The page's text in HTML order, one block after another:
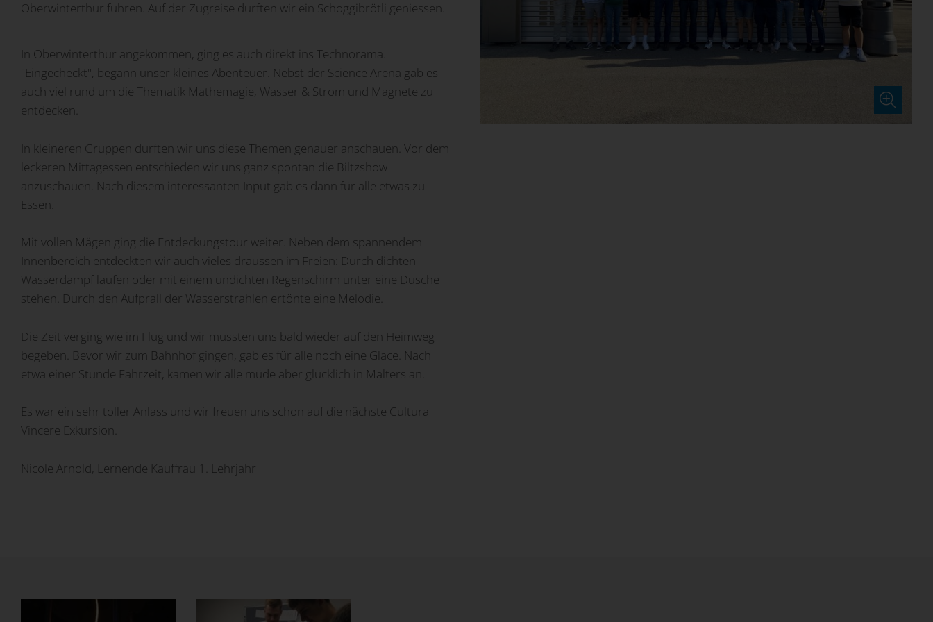
Strompreisrechner
Kundenportal
Stromprodukte Grundversorgung
Kunden mit Marktzugang
Kundenportal
Strom selber produzieren
Anlage planen und bauen
Zusammenschluss Eigenverbrauch (ZEV/vZEV)
Lokale Elektrizitätsgemeinschaft (LEG)
Netz nutzen
Netzanschluss
Zählen, Messen und Steuern
Werkleitungsauskunft
Kraftwerk Ettisbühl
Wasserkraftwerk
Geführte Besichtigung
Kundendienst
Info zur Tarif-Situation 2023
Rechnung & Zahlung
Umzug melden
Defekte Strassenlampe
Öffentliche Beleuchtung
Areal-Beleuchtung
Vermietungen
Elektroinstallation
Fachgerechte Installation
Wartung und Unterhalt
Planung und Beratung
Referenzen
Gebäudeautomation
Hagelschutz
Kommunikation
Telekommunikation
Regiocom
Sicherheit
Sicherheit und Einbruchschutz
Photovoltaik
E-Mobilität
Mobilität der Zukunft
Ladelösung SEMcharge
Unser Team
Vision / Leitbild / Organigramm
Jobs und Lehrberufe
Lehrberufe
Aktivitäten Lernende
Unser Engagement
Sponsoring
Arbeitssicherheit
Partner & Lieferanten
News
Kontakt & Standort
Compliance
Allgemeine Info zur Integration
Kundenbrief 'Stromanbieterwechsel'
Kundenbrief 'E-Mobilitäts-Dienstleistung'
Kundenbrief 'ZEV-Dienstleistung'
Kundenbrief 'EVG-Dienstleistung'
Oberwinterthur fuhren. Auf der Zugreise durften wir ein Schoggibrötli geniessen.
In Oberwinterthur angekommen, ging es auch direkt ins Technorama.
"Eingecheckt", begann unser kleines Abenteuer. Nebst der Science Arena gab es
auch viel rund um die Thematik Mathemagie, Wasser & Strom und Magnete zu
entdecken.
In kleineren Gruppen durften wir uns diese Themen genauer anschauen. Vor dem
leckeren Mittagessen entschieden wir uns ganz spontan die Biltzshow
anzuschauen. Nach diesem interessanten Input gab es dann für alle etwas zu
Essen.
Mit vollen Mägen ging die Entdeckungstour weiter. Neben dem spannendem
Innenbereich entdeckten wir auch vieles draussen im Freien: Durch dichten
Wasserdampf laufen oder mit einem undichten Regenschirm unter eine Dusche
stehen. Durch den Aufprall der Wasserstrahlen ertönte eine Melodie.
Die Zeit verging wie im Flug und wir mussten uns bald wieder auf den Heimweg
begeben. Bevor wir zum Bahnhof gingen, gab es für alle noch eine Glace. Nach
etwa einer Stunde Fahrzeit, kamen wir alle müde aber glücklich in Malters an.
Es war ein sehr toller Anlass und wir freuen uns schon auf die nächste Cultura
Vincere Exkursion.
Nicole Arnold, Lernende Kauffrau 1. Lehrjahr